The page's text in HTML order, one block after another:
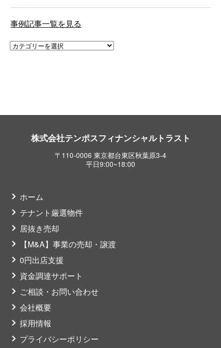
事例記事一覧を見る
株式会社テンポスフィナンシャルトラスト
〒110-0006 東京都台東区秋葉原3-4
平日9:00~18:00
ホーム
テナント厳選物件
居抜き売却
【M&A】事業の売却・譲渡
0円出店支援
資金調達サポート
ご相談・お問い合わせ
会社概要
採用情報
プライバシーポリシー